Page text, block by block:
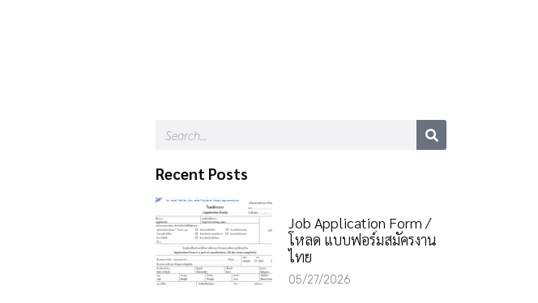
Recent Posts
Job Application Form /
โหลด แบบฟอร์มสมัครงาน
ไทย
05/27/2026